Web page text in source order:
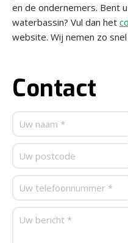
en de ondernemers. Bent
waterbassin? Vul dan het
website. Wij nemen zo
Contact